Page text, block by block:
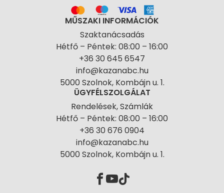
MŰSZAKI INFORMÁCIÓK
Szaktanácsadás
Hétfő – Péntek: 08:00 – 16:00
+36 30 645 6547
info@kazanabc.hu
5000 Szolnok, Kombájn u. 1.
ÜGYFÉLSZOLGÁLAT
Rendelések, Számlák
Hétfő – Péntek: 08:00 – 16:00
+36 30 676 0904
info@kazanabc.hu
5000 Szolnok, Kombájn u. 1.